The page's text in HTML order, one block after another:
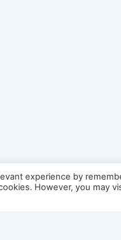
experience by
However, you may